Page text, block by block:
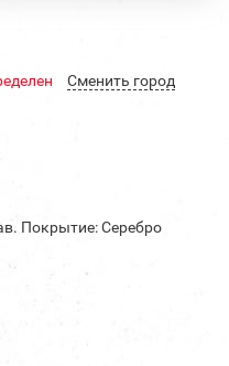
Cменить город
Покрытие: Серебро